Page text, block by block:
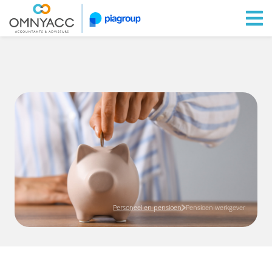
Ga naar Omnyacc.nl
Personeel en pensioen Pensioen werkgever